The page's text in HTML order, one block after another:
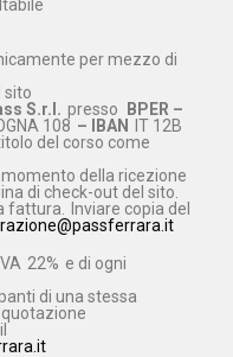
per mezzo di
sito
S.r.l. presso
BPER –
108 – IBAN
IT 12B
del corso come
della ricezione
di check-out del sito.
fattura.
Inviare copia del
22% e di ogni
di una stessa